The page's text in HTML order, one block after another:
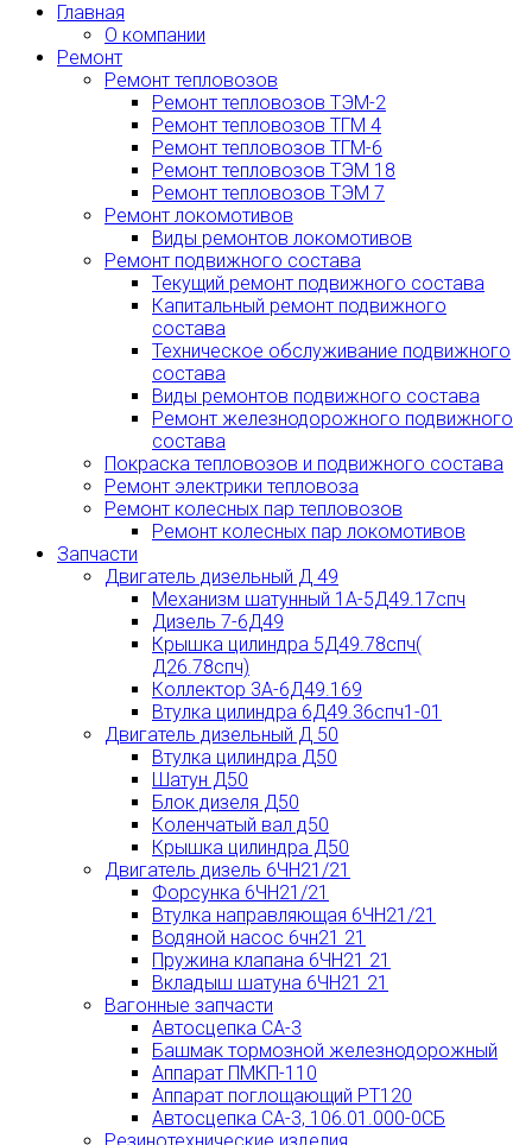
Главная
О компании
Ремонт
Ремонт тепловозов
Ремонт тепловозов ТЭМ-2
Ремонт тепловозов ТГМ 4
Ремонт тепловозов ТГМ-6
Ремонт тепловозов ТЭМ 18
Ремонт тепловозов ТЭМ 7
Ремонт локомотивов
Виды ремонтов локомотивов
Ремонт подвижного состава
Текущий ремонт подвижного состава
Капитальный ремонт подвижного
состава
Техническое обслуживание подвижного
состава
Виды ремонтов подвижного состава
Ремонт железнодорожного подвижного
состава
Покраска тепловозов и подвижного состава
Ремонт электрики тепловоза
Ремонт колесных пар тепловозов
Ремонт колесных пар локомотивов
Запчасти
Двигатель дизельный Д 49
Механизм шатунный 1А-5Д49.17спч
Дизель 7-6Д49
Крышка цилиндра 5Д49.78спч(
Д26.78спч)
Коллектор 3А-6Д49.169
Втулка цилиндра 6Д49.36спч1-01
Двигатель дизельный Д 50
Втулка цилиндра Д50
Шатун Д50
Блок дизеля Д50
Коленчатый вал д50
Крышка цилиндра Д50
Двигатель дизель 6ЧН21/21
Форсунка 6ЧН21/21
Втулка направляющая 6ЧН21/21
Водяной насос 6чн21 21
Пружина клапана 6ЧН21 21
Вкладыш шатуна 6ЧН21 21
Вагонные запчасти
Автосцепка СА-3
Башмак тормозной железнодорожный
Аппарат ПМКП-110
Аппарат поглощающий РТ120
Автосцепка СА-3, 106.01.000-0СБ